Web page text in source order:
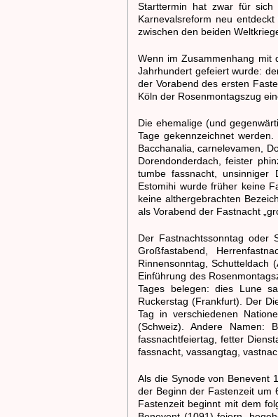
Starttermin hat zwar für
Karnevalsreform neu
zwischen den beiden
Wenn im Zusammenhang mit
Jahrhundert gefeiert wurde:
der Vorabend des ersten
Köln der Rosenmontagszug
Die ehemalige (und
Tage gekennzeichnet
Bacchanalia, carnelevamen,
Dorendonderdach, feister
tumbe fassnacht, unsinniger
Estomihi wurde früher keine
keine althergebrachten
als Vorabend der Fastnacht
Der Fastnachtssonntag oder
Großfastabend,
Rinnensonntag, Schutteldach
Einführung des
Tages belegen: dies Lune
Ruckerstag (Frankfurt). Der
Tag in verschiedenen
(Schweiz). Andere Namen:
fassnachtfeiertag, fetter
fassnacht, vassangtag,
Als die Synode von Benevent
der Beginn der Fastenzeit um
Fastenzeit beginnt mit dem